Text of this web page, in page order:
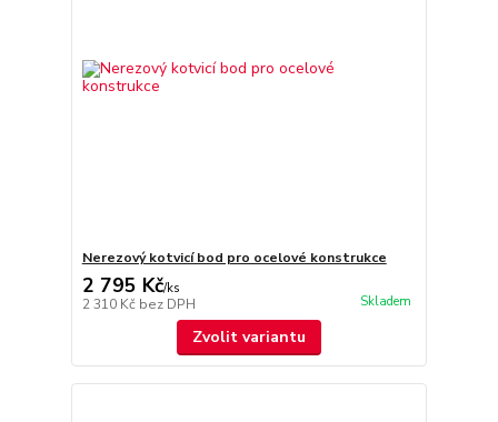
Nerezový kotvicí bod pro ocelové konstrukce
2 795 Kč/ks
2 310 Kč bez DPH Skladem
Zvolit variantu